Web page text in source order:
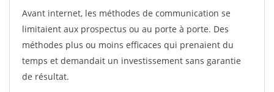
Avant internet, les méthodes de communication se
limitaient aux prospectus ou au porte à porte. Des
méthodes plus ou moins efficaces qui prenaient du
temps et demandait un investissement sans garantie
de résultat.